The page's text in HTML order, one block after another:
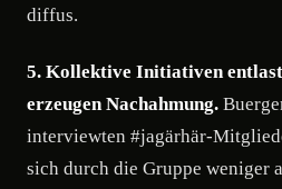
diffus.
5. Kollektive Initiativen
erzeugen Nachahmung.
interviewten #jagärhär-
sich durch die Gruppe weniger